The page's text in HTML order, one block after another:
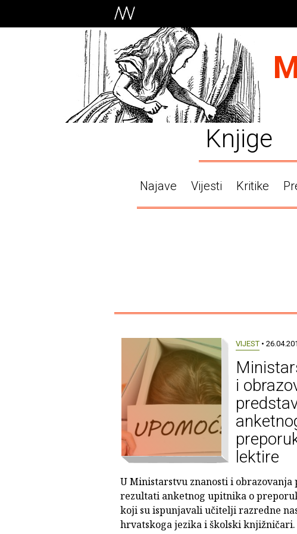
Knjige
Najave Vijesti Kritike
VIJEST •
i
lektire
U Ministarstvu znanosti i obrazovanja
rezultati anketnog upitnika o
koji su ispunjavali učitelji razredne
hrvatskoga jezika i školski knjižničari.